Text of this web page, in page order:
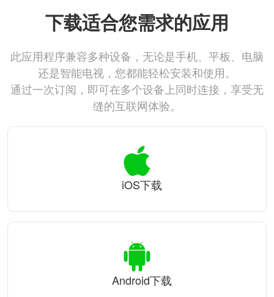
下载适合您需求的应用
此应用程序兼容多种设备，无论是手机、平板、电脑
还是智能电视，您都能轻松安装和使用。
通过一次订阅，即可在多个设备上同时连接，享受无
缝的互联网体验。
iOS下载
Android下载